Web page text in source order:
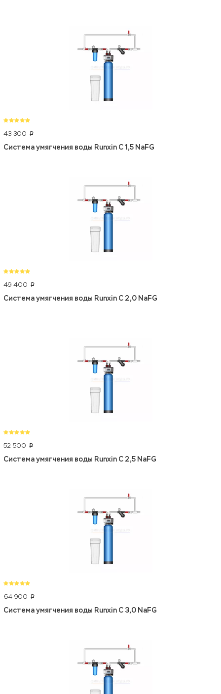
43 300 p
Система умягчения воды Runxin C 1,5 NaFG
49 400 p
Система умягчения воды Runxin C 2,0 NaFG
52 500 p
Система умягчения воды Runxin C 2,5 NaFG
64 900 p
Система умягчения воды Runxin C 3,0 NaFG